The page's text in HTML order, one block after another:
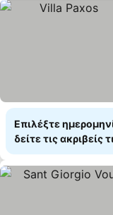
Επιλέξτε
δείτε τις ακριβείς